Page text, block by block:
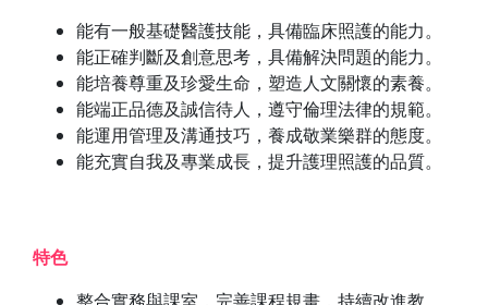
能有一般基礎醫護技能，具備臨床照護的能力。
能正確判斷及創意思考，具備解決問題的能力。
能培養尊重及珍愛生命，塑造人文關懷的素養。
能端正品德及誠信待人，遵守倫理法律的規範。
能運用管理及溝通技巧，養成敬業樂群的態度。
能充實自我及專業成長，提升護理照護的品質。
特色